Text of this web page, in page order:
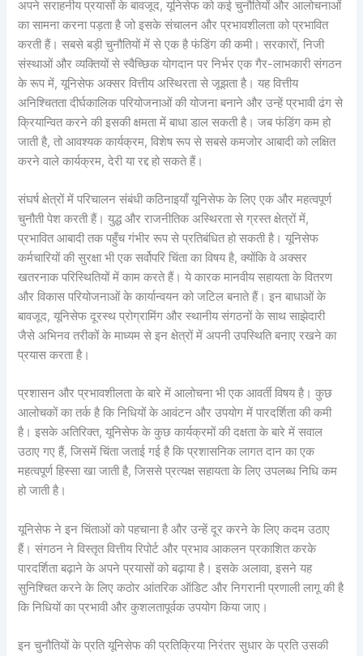
अपने सराहनीय प्रयासों के बावजूद, यूनिसेफ को कई चुनौतियों और आलोचनाओं
का सामना करना पड़ता है जो इसके संचालन और प्रभावशीलता को प्रभावित
करती हैं। सबसे बड़ी चुनौतियों में से एक है फंडिंग की कमी। सरकारों, निजी
संस्थाओं और व्यक्तियों से स्वैच्छिक योगदान पर निर्भर एक गैर-लाभकारी संगठन
के रूप में, यूनिसेफ अक्सर वित्तीय अस्थिरता से जूझता है। यह वित्तीय
अनिश्चितता दीर्घकालिक परियोजनाओं की योजना बनाने और उन्हें प्रभावी ढंग से
क्रियान्वित करने की इसकी क्षमता में बाधा डाल सकती है। जब फंडिंग कम हो
जाती है, तो आवश्यक कार्यक्रम, विशेष रूप से सबसे कमजोर आबादी को लक्षित
करने वाले कार्यक्रम, देरी या रद्द हो सकते हैं।
संघर्ष क्षेत्रों में परिचालन संबंधी कठिनाइयाँ यूनिसेफ के लिए एक और महत्वपूर्ण
चुनौती पेश करती हैं। युद्ध और राजनीतिक अस्थिरता से ग्रस्त क्षेत्रों में,
प्रभावित आबादी तक पहुँच गंभीर रूप से प्रतिबंधित हो सकती है। यूनिसेफ
कर्मचारियों की सुरक्षा भी एक सर्वोपरि चिंता का विषय है, क्योंकि वे अक्सर
खतरनाक परिस्थितियों में काम करते हैं। ये कारक मानवीय सहायता के वितरण
और विकास परियोजनाओं के कार्यान्वयन को जटिल बनाते हैं। इन बाधाओं के
बावजूद, यूनिसेफ दूरस्थ प्रोग्रामिंग और स्थानीय संगठनों के साथ साझेदारी
जैसे अभिनव तरीकों के माध्यम से इन क्षेत्रों में अपनी उपस्थिति बनाए रखने का
प्रयास करता है।
प्रशासन और प्रभावशीलता के बारे में आलोचना भी एक आवर्ती विषय है। कुछ
आलोचकों का तर्क है कि निधियों के आवंटन और उपयोग में पारदर्शिता की कमी
है। इसके अतिरिक्त, यूनिसेफ के कुछ कार्यक्रमों की दक्षता के बारे में सवाल
उठाए गए हैं, जिसमें चिंता जताई गई है कि प्रशासनिक लागत दान का एक
महत्वपूर्ण हिस्सा खा जाती है, जिससे प्रत्यक्ष सहायता के लिए उपलब्ध निधि कम
हो जाती है।
यूनिसेफ ने इन चिंताओं को पहचाना है और उन्हें दूर करने के लिए कदम उठाए
हैं। संगठन ने विस्तृत वित्तीय रिपोर्ट और प्रभाव आकलन प्रकाशित करके
पारदर्शिता बढ़ाने के अपने प्रयासों को बढ़ाया है। इसके अलावा, इसने यह
सुनिश्चित करने के लिए कठोर आंतरिक ऑडिट और निगरानी प्रणाली लागू की है
कि निधियों का प्रभावी और कुशलतापूर्वक उपयोग किया जाए।
इन चुनौतियों के प्रति यूनिसेफ की प्रतिक्रिया निरंतर सुधार के प्रति उसकी